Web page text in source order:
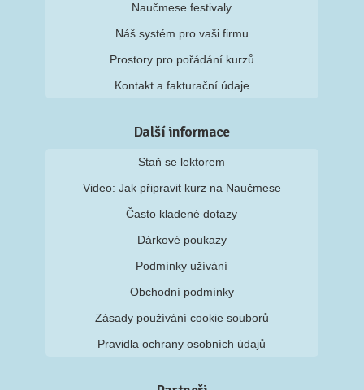
Naučmese festivaly
Náš systém pro vaši firmu
Prostory pro pořádání kurzů
Kontakt a fakturační údaje
Další informace
Staň se lektorem
Video: Jak připravit kurz na Naučmese
Často kladené dotazy
Dárkové poukazy
Podmínky užívání
Obchodní podmínky
Zásady používání cookie souborů
Pravidla ochrany osobních údajů